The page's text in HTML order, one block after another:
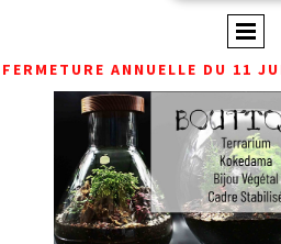
FERMETURE ANNUELLE DU 11